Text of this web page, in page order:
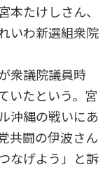
本たけしさん、
いわ新選組衆院
衆議院議員時
いたという。宮
沖縄の戦いにあ
共闘の伊波さん
なげよう」と訴